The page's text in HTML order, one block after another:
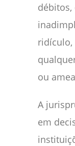
ridículo,
ou
A
em